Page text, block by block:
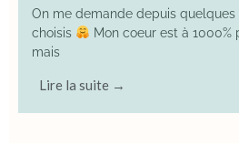
On me demande depuis quelques
choisis
Mon coeur est à 1000%
mais
Lire la suite →